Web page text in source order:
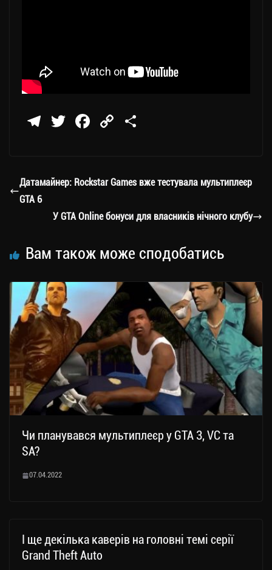
Te
a
T
er
Fa
ok
C
Li ли
ся
Датамайнер: Rockstar Games вже тестувала мультиплеєр
GTA 6
У GTA Online бонуси для власників нічного клубу
Вам також може сподобатись
Чи планувався мультиплеєр у GTA 3, VC та
SA?
07.04.2022
І ще декілька каверів на головні темі серії
Grand Theft Auto